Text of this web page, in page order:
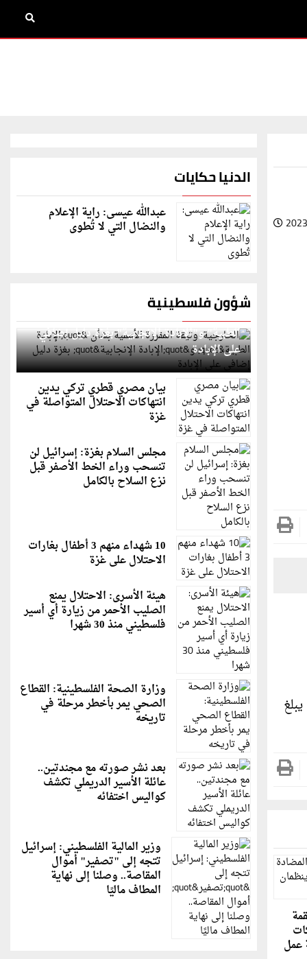
عمل
الدنيا حكايات
عبدالله عيسى: راية الإعلام
والنضال التي لا تُطوى
شؤون فلسطينية
الخارجية: وثيقة المقررة الأممية بشأن "الإبادة
الطبية" و"الإبادة الإنجابية" بغزة دليل إضافي
على الإبادة
بيان مصري قطري تركي يدين
انتهاكات الاحتلال المتواصلة في
غزة
مجلس السلام بغزة: إسرائيل لن
تنسحب وراء الخط الأصفر قبل
نزع السلاح بالكامل
10 شهداء منهم 3 أطفال بغارات
الاحتلال على غزة
هيئة الأسرى: الاحتلال يمنع
الصليب الأحمر من زيارة أي أسير
فلسطيني منذ 30 شهرا
وزارة الصحة الفلسطينية: القطاع
الصحي يمر بأخطر مرحلة في
تاريخه
بعد نشر صورته مع مجندتين..
عائلة الأسير الدريملي تكشف
كواليس اختفائه
وزير المالية الفلسطيني: إسرائيل
تتجه إلى "تصفير" أموال
المقاصة.. وصلنا إلى نهاية
المطاف ماليًا